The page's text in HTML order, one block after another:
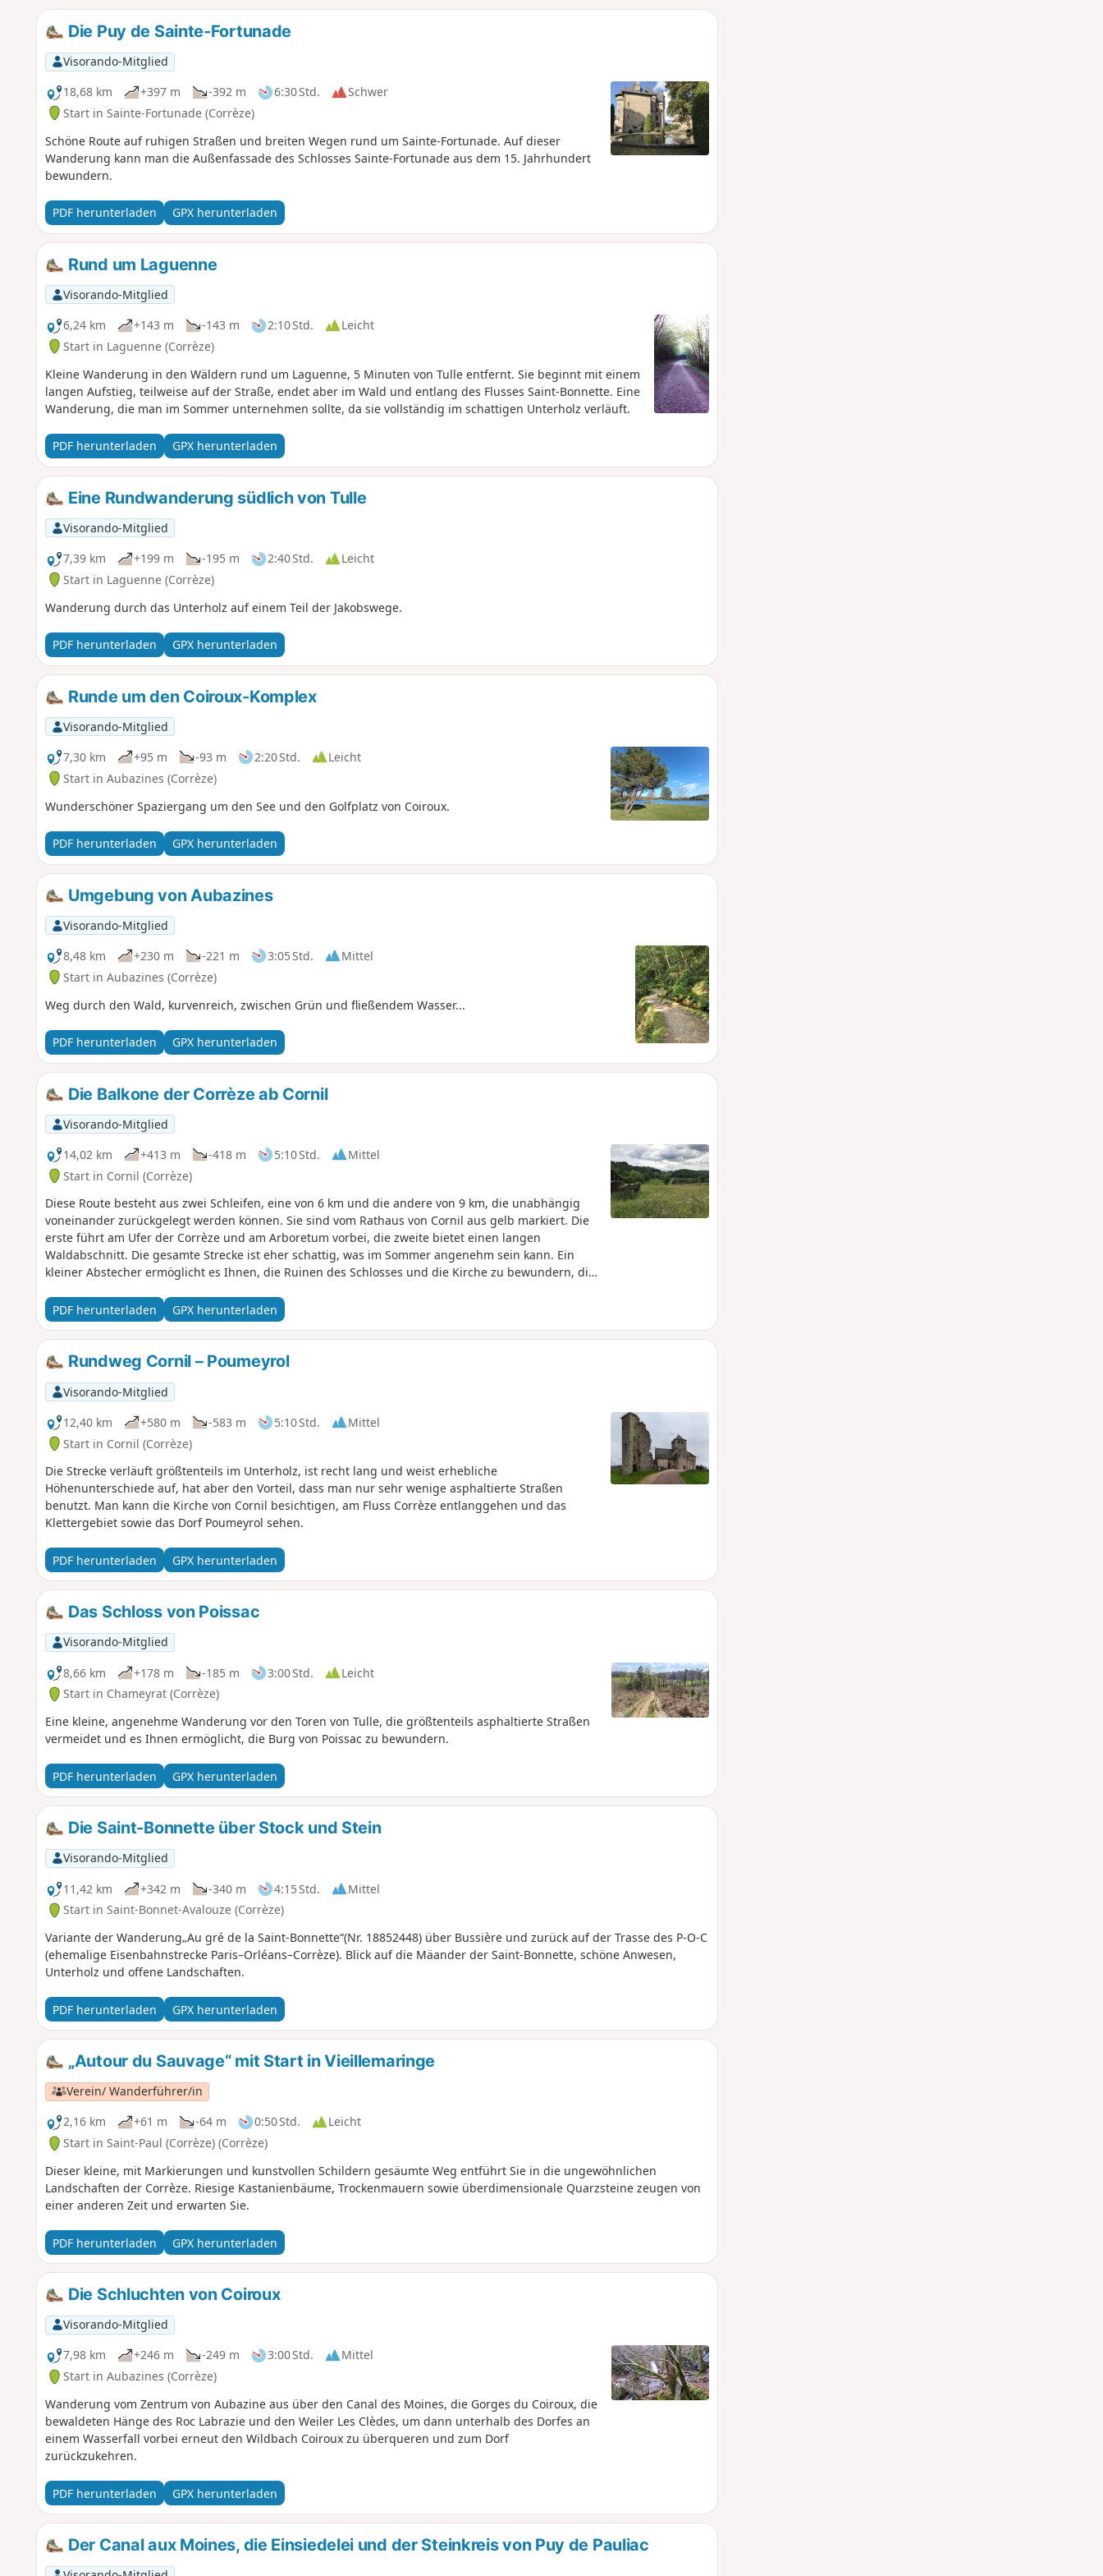
Die Puy de Sainte-Fortunade
Visorando-Mitglied
18,68 km
+397 m -392 m 6:30 Std.
Schwer
Start in Sainte-Fortunade (Corrèze)
Schöne Route auf ruhigen Straßen und breiten Wegen rund um Sainte-Fortunade. Auf dieser
Wanderung kann man die Außenfassade des Schlosses Sainte-Fortunade aus dem 15. Jahrhundert
bewundern.
PDF herunterladen GPX herunterladen
Rund um Laguenne
Visorando-Mitglied
6,24 km
+143 m -143 m 2:10 Std.
Leicht
Start in Laguenne (Corrèze)
Kleine Wanderung in den Wäldern rund um Laguenne, 5 Minuten von Tulle entfernt. Sie beginnt mit einem
langen Aufstieg, teilweise auf der Straße, endet aber im Wald und entlang des Flusses Saint-Bonnette. Eine
Wanderung, die man im Sommer unternehmen sollte, da sie vollständig im schattigen Unterholz verläuft.
PDF herunterladen GPX herunterladen
Eine Rundwanderung südlich von Tulle
Visorando-Mitglied
7,39 km
+199 m -195 m 2:40 Std.
Leicht
Start in Laguenne (Corrèze)
Wanderung durch das Unterholz auf einem Teil der Jakobswege.
PDF herunterladen GPX herunterladen
Runde um den Coiroux-Komplex
Visorando-Mitglied
7,30 km
+95 m -93 m 2:20 Std.
Leicht
Start in Aubazines (Corrèze)
Wunderschöner Spaziergang um den See und den Golfplatz von Coiroux.
PDF herunterladen GPX herunterladen
Umgebung von Aubazines
Visorando-Mitglied
8,48 km
+230 m -221 m 3:05 Std.
Mittel
Start in Aubazines (Corrèze)
Weg durch den Wald, kurvenreich, zwischen Grün und fließendem Wasser...
PDF herunterladen GPX herunterladen
Die Balkone der Corrèze ab Cornil
Visorando-Mitglied
14,02 km
+413 m -418 m 5:10 Std.
Mittel
Start in Cornil (Corrèze)
Diese Route besteht aus zwei Schleifen, eine von 6 km und die andere von 9 km, die unabhängig
voneinander zurückgelegt werden können. Sie sind vom Rathaus von Cornil aus gelb markiert. Die
erste führt am Ufer der Corrèze und am Arboretum vorbei, die zweite bietet einen langen
Waldabschnitt. Die gesamte Strecke ist eher schattig, was im Sommer angenehm sein kann. Ein
kleiner Abstecher ermöglicht es Ihnen, die Ruinen des Schlosses und die Kirche zu bewundern, die
PDF herunterladen
GPX herunterladen
Rundweg Cornil – Poumeyrol
Visorando-Mitglied
12,40 km
+580 m -583 m 5:10 Std.
Mittel
Start in Cornil (Corrèze)
Die Strecke verläuft größtenteils im Unterholz, ist recht lang und weist erhebliche
Höhenunterschiede auf, hat aber den Vorteil, dass man nur sehr wenige asphaltierte Straßen
benutzt. Man kann die Kirche von Cornil besichtigen, am Fluss Corrèze entlanggehen und das
Klettergebiet sowie das Dorf Poumeyrol sehen.
PDF herunterladen GPX herunterladen
Das Schloss von Poissac
Visorando-Mitglied
8,66 km
+178 m -185 m 3:00 Std.
Leicht
Start in Chameyrat (Corrèze)
Eine kleine, angenehme Wanderung vor den Toren von Tulle, die größtenteils asphaltierte Straßen
vermeidet und es Ihnen ermöglicht, die Burg von Poissac zu bewundern.
PDF herunterladen GPX herunterladen
Die Saint-Bonnette über Stock und Stein
Visorando-Mitglied
11,42 km
+342 m -340 m 4:15 Std.
Mittel
Start in Saint-Bonnet-Avalouze (Corrèze)
Variante der Wanderung„Au gré de la Saint-Bonnette“(Nr. 18852448) über Bussière und zurück auf der Trasse des P-O-C
(ehemalige Eisenbahnstrecke Paris–Orléans–Corrèze). Blick auf die Mäander der Saint-Bonnette, schöne Anwesen,
Unterholz und offene Landschaften.
PDF herunterladen GPX herunterladen
„Autour du Sauvage“ mit Start in Vieillemaringe
Verein/ Wanderführer/in
2,16 km
+61 m -64 m 0:50 Std.
Leicht
Start in Saint-Paul (Corrèze) (Corrèze)
Dieser kleine, mit Markierungen und kunstvollen Schildern gesäumte Weg entführt Sie in die ungewöhnlichen
Landschaften der Corrèze. Riesige Kastanienbäume, Trockenmauern sowie überdimensionale Quarzsteine zeugen von
einer anderen Zeit und erwarten Sie.
PDF herunterladen GPX herunterladen
Die Schluchten von Coiroux
Visorando-Mitglied
7,98 km
+246 m -249 m 3:00 Std.
Mittel
Start in Aubazines (Corrèze)
Wanderung vom Zentrum von Aubazine aus über den Canal des Moines, die Gorges du Coiroux, die
bewaldeten Hänge des Roc Labrazie und den Weiler Les Clèdes, um dann unterhalb des Dorfes an
einem Wasserfall vorbei erneut den Wildbach Coiroux zu überqueren und zum Dorf
zurückzukehren.
PDF herunterladen GPX herunterladen
Der Canal aux Moines, die Einsiedelei und der Steinkreis von Puy de Pauliac